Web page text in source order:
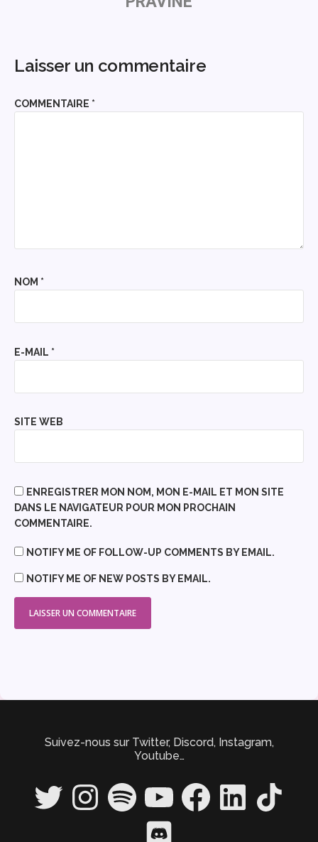
Laisser un commentaire
COMMENTAIRE *
NOM *
E-MAIL *
SITE WEB
ENREGISTRER MON NOM, MON E-MAIL ET MON SITE
DANS LE NAVIGATEUR POUR MON PROCHAIN
COMMENTAIRE.
NOTIFY ME OF FOLLOW-UP COMMENTS BY EMAIL.
NOTIFY ME OF NEW POSTS BY EMAIL.
Suivez-nous sur Twitter, Discord, Instagram,
Youtube…
Twitter InstagramSpotify YouTube FacebookLinkedIn TikTok
Discord